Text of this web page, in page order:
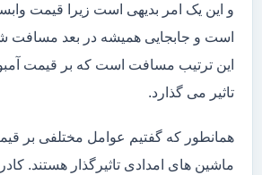
و این یک امر بدیهی است زیرا قیمت
است و جابجایی همیشه در بعد مسافت
این ترتیب مسافت است که بر قیمت
تاثیر می گذارد.
همانطور که گفتیم عوامل مختلفی بر
ماشین های امدادی تاثیرگذار هستند.